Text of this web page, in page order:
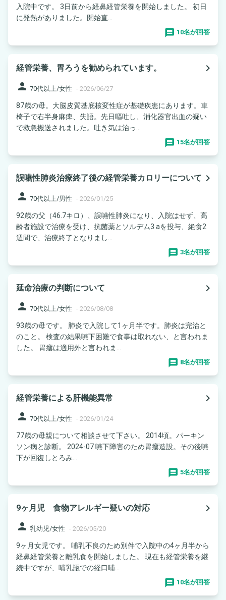
入院中です。 3日前から経鼻経管栄養を開始しました。 初日
に発熱がありました。開始直...
10名が回答
経管栄養、胃ろうを勧められています。
navigate_next
person 70代以上/女性 - 2026/06/27
87歳の母。大脳皮質基底核変性症が基礎疾患にあります。車
椅子で右半身麻痺、失語。先日嘔吐し、消化器官出血の疑い
で救急搬送されました。吐き気は治っ...
15名が回答
誤嚥性肺炎治療終了後の経管栄養カロリーについて navigate_next
person 70代以上/男性 - 2026/01/25
92歳の父（46.7キロ）、誤嚥性肺炎になり、入院はせず、高
齢者施設で治療を受け、抗菌薬とソルデム3 aを投与、絶食2
週間で、治療終了となりまし...
3名が回答
延命治療の判断について
navigate_next
person 70代以上/女性 - 2026/08/08
93歳の母です。 肺炎で入院して1ヶ月半です。肺炎は完治と
のこと。 検査の結果嚥下困難で食事は取れない、と言われま
した。 胃瘻は適用外と言われま...
8名が回答
経管栄養による肝機能異常
navigate_next
person 70代以上/女性 - 2026/01/24
77歳の母親について相談させて下さい。 2014頃。パーキン
ソン病と診断。 2024-07 嚥下障害のため胃瘻造設。その後嚥
下が回復しとろみ...
5名が回答
9ヶ月児 食物アレルギー疑いの対応
navigate_next
person 乳幼児/女性 - 2026/05/20
9ヶ月女児です。 哺乳不良のため別件で入院中の4ヶ月半から
経鼻経管栄養と離乳食を開始しました。 現在も経管栄養を継
続中ですが、哺乳瓶での経口哺...
10名が回答